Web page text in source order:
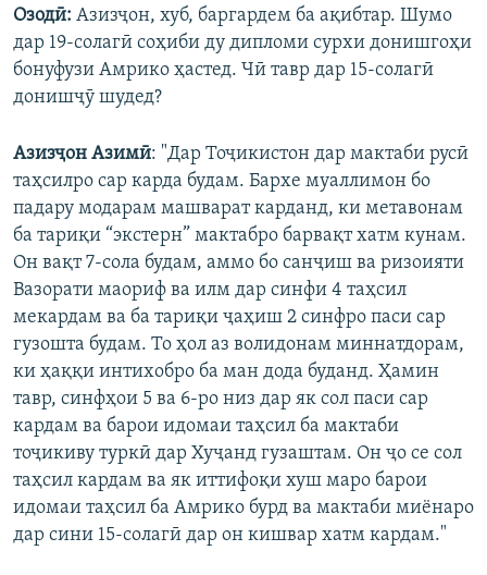
Озодӣ: Азизҷон, хуб, баргардем ба ақибтар. Шумо
дар 19-солагӣ соҳиби ду дипломи сурхи донишгоҳи
бонуфузи Амрико ҳастед. Чӣ тавр дар 15-солагӣ
донишҷӯ шудед?
Азизҷон Азимӣ: "Дар Тоҷикистон дар мактаби русӣ
таҳсилро сар карда будам. Бархе муаллимон бо
падару модарам машварат карданд, ки метавонам
ба тариқи “экстерн” мактабро барвақт хатм кунам.
Он вақт 7-сола будам, аммо бо санҷиш ва ризоияти
Вазорати маориф ва илм дар синфи 4 таҳсил
мекардам ва ба тариқи ҷаҳиш 2 синфро паси сар
гузошта будам. То ҳол аз волидонам миннатдорам,
ки ҳаққи интихобро ба ман дода буданд. Ҳамин
тавр, синфҳои 5 ва 6-ро низ дар як сол паси сар
кардам ва барои идомаи таҳсил ба мактаби
тоҷикиву туркӣ дар Хуҷанд гузаштам. Он ҷо се сол
таҳсил кардам ва як иттифоқи хуш маро барои
идомаи таҳсил ба Амрико бурд ва мактаби миёнаро
дар сини 15-солагӣ дар он кишвар хатм кардам."